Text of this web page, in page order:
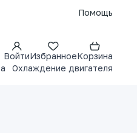
Помощь
ВойтиИзбранноеКорзина
Охлаждение двигателя